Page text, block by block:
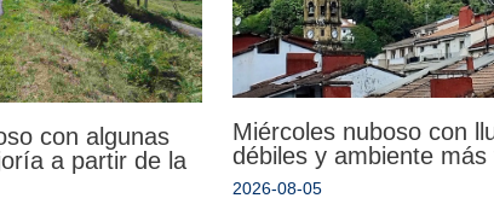
con algunas
a partir de la
Miércoles nuboso con
débiles y ambiente más
2026-08-05